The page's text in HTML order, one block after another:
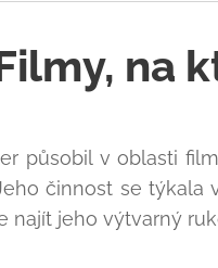
na
působil v oblasti
činnost se týkala
najít jeho výtvarný